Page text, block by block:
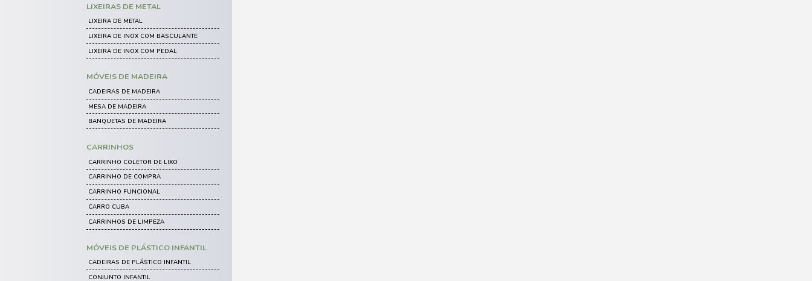
MESAS DE PLÁSTICO
POLTRONAS DE PLÁSTICO
JOGO DE MESA E CADEIRA DE PLÁSTICO
LIXEIRAS DE PLÁSTICO
CARRINHO COLETOR DE LIXO
CONTAINER DE LIXO
CESTO DE LIXO DE PLÁSTICO
LIXEIRA DE PLÁSTICO BASCULANTE
LIXEIRA DE PLÁSTICO COLETA SELETIVA
LIXEIRA DE PLÁSTICO COM PEDAL
LIXEIRAS DE METAL
LIXEIRA DE METAL